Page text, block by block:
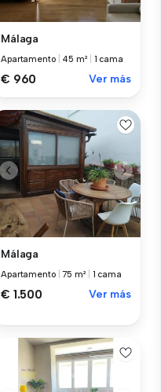
Málaga
Apartamento 45 m² 1 cama
€ 960 Ver más
Málaga
Apartamento |75 m² 1 cama
€ 1.500 Ver más